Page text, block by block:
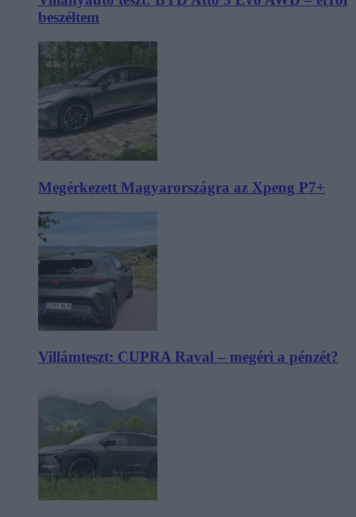
beszéltem
Megérkezett Magyarországra az Xpeng P7+
Villámteszt: CUPRA Raval – megéri a pénzét?